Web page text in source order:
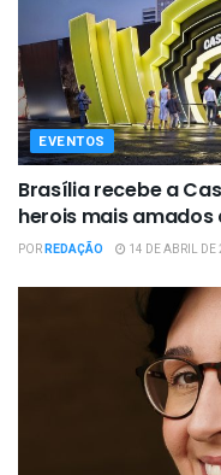
EVENTOS
Brasília recebe a
herois mais
PORREDAÇÃO 14 DE ABRIL